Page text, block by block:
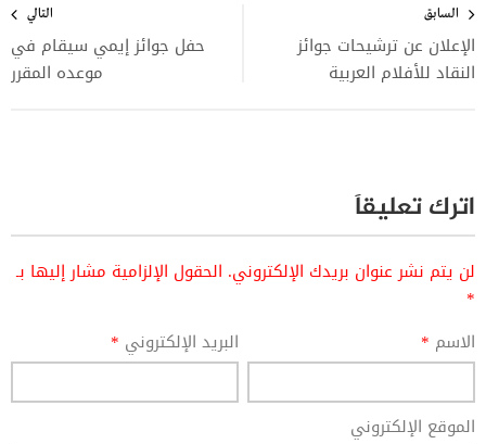
المقالات
السابق
الإعلان عن ترشيحات جوائز
النقاد للأفلام العربية
التالي
حفل جوائز إيمي سيقام في
موعده المقرر
اترك تعليقاً
لن يتم نشر عنوان بريدك الإلكتروني. الحقول الإلزامية مشار إليها بـ
*
الاسم * البريد الإلكتروني *
الموقع الإلكتروني